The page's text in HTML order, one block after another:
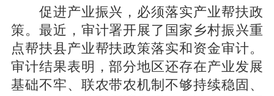
促进产业振兴，必须落实产业帮扶政
策。最近，审计署开展了国家乡村振兴重
点帮扶县产业帮扶政策落实和资金审计。
审计结果表明，部分地区还存在产业发展
基础不牢、联农带农机制不够持续稳固、